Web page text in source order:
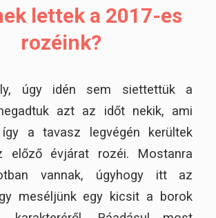
lettek a 2017-es
rozéink?
úgy idén sem siettettük a
azt az időt nekik, ami
így a tavasz legvégén kerültek
előző évjárat rozéi. Mostanra
vannak, úgyhogy itt az
meséljünk egy kicsit a borok